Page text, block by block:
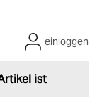
ist
einloggen